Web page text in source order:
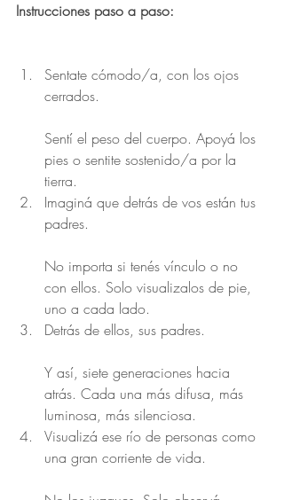
Instrucciones paso a paso:
Sentate cómodo/a, con los ojos
cerrados.
Sentí el peso del cuerpo. Apoyá los
pies o sentite sostenido/a por la
tierra.
Imaginá que detrás de vos están tus
padres.
No importa si tenés vínculo o no
con ellos. Solo visualizalos de pie,
uno a cada lado.
Detrás de ellos, sus padres.
Y así, siete generaciones hacia
atrás. Cada una más difusa, más
luminosa, más silenciosa.
Visualizá ese río de personas como
una gran corriente de vida.